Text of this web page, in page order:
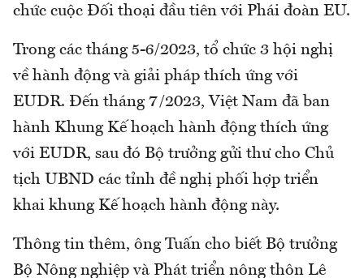
chức cuộc Đối thoại đầu tiên với Phái đoàn EU.
Trong các tháng 5-6/2023, tổ chức 3 hội nghị
về hành động và giải pháp thích ứng với
EUDR. Đến tháng 7/2023, Việt Nam đã ban
hành Khung Kế hoạch hành động thích ứng
với EUDR, sau đó Bộ trưởng gửi thư cho Chủ
tịch UBND các tỉnh đề nghị phối hợp triển
khai khung Kế hoạch hành động này.
Thông tin thêm, ông Tuấn cho biết Bộ trưởng
Bộ Nông nghiệp và Phát triển nông thôn Lê